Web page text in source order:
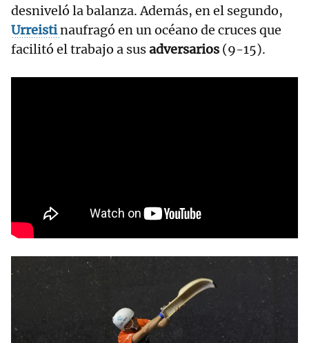
desniveló la balanza. Además, en el segundo,
Urreistinaufragó en un océano de cruces que
facilitó el trabajo a susadversarios (9-15).